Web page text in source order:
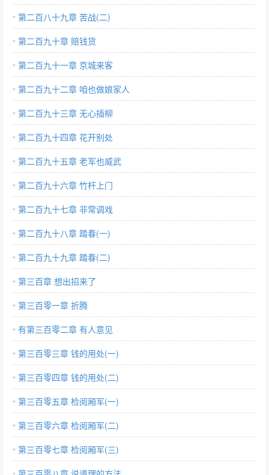
第二百八十九章 苦战(二)
第二百九十章 赔钱货
第二百九十一章 京城来客
第二百九十二章 咱也做娘家人
第二百九十三章 无心插柳
第二百九十四章 花开别处
第二百九十五章 老军也威武
第二百九十六章 竹杆上门
第二百九十七章 非常调戏
第二百九十八章 踏春(一)
第二百九十九章 踏春(二)
第三百章 想出招来了
第三百零一章 折腾
有第三百零二章 有人意见
第三百零三章 钱的用处(一)
第三百零四章 钱的用处(二)
第三百零五章 检阅厢军(一)
第三百零六章 检阅厢军(二)
第三百零七章 检阅厢军(三)